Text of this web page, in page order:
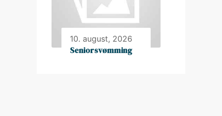
10. august, 2026
Seniorsvømming